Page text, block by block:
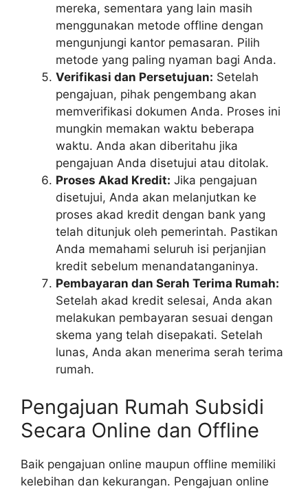
mereka, sementara yang lain masih
menggunakan metode offline dengan
mengunjungi kantor pemasaran. Pilih
metode yang paling nyaman bagi Anda.
Verifikasi dan Persetujuan: Setelah
pengajuan, pihak pengembang akan
memverifikasi dokumen Anda. Proses ini
mungkin memakan waktu beberapa
waktu. Anda akan diberitahu jika
pengajuan Anda disetujui atau ditolak.
Proses Akad Kredit: Jika pengajuan
disetujui, Anda akan melanjutkan ke
proses akad kredit dengan bank yang
telah ditunjuk oleh pemerintah. Pastikan
Anda memahami seluruh isi perjanjian
kredit sebelum menandatanganinya.
Pembayaran dan Serah Terima Rumah:
Setelah akad kredit selesai, Anda akan
melakukan pembayaran sesuai dengan
skema yang telah disepakati. Setelah
lunas, Anda akan menerima serah terima
rumah.
Pengajuan Rumah Subsidi
Secara Online dan Offline
Baik pengajuan online maupun offline memiliki
kelebihan dan kekurangan. Pengajuan online